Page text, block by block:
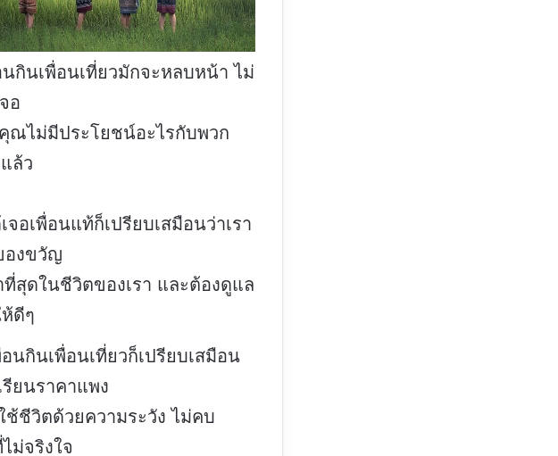
กินเพื่อนเที่ยวมักจะหลบหน้า ไม่
อ
ณไม่มีประโยชน์อะไรกับพวก
ล้ว
จอเพื่อนแท้ก็เปรียบเสมือนว่าเรา
องขวัญ
สุดในชีวิตของเรา และต้องดูแล
ดีๆ
นกินเพื่อนเที่ยวก็เปรียบเสมือน
ยนราคาแพง
ช้ชีวิตด้วยความระวัง ไม่คบ
ม่จริงใจ